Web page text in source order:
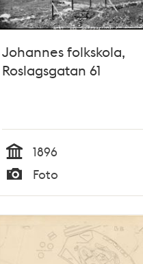
Johannes folkskola,
Roslagsgatan 61
Tid
1896
Foto